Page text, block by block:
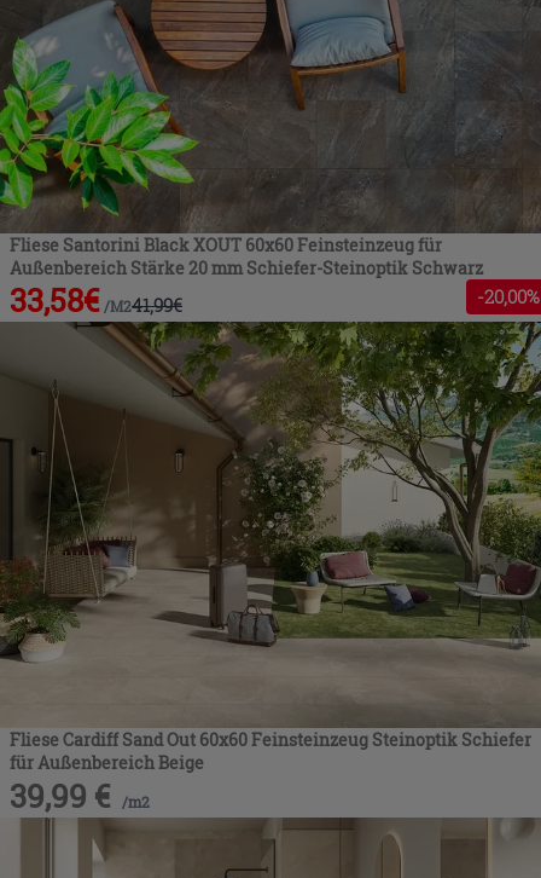
Fliese Santorini Black XOUT 60x60 Feinsteinzeug für
Außenbereich Stärke 20 mm Schiefer-Steinoptik Schwarz
33,58€ /M241,99€ -20,00%
Fliese Cardiff Sand Out 60x60 Feinsteinzeug Steinoptik Schiefer
für Außenbereich Beige
39,99 € /m2